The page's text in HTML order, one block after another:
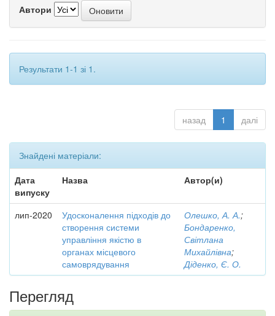
Автори
Результати 1-1 зі 1.
назад 1 далі
Знайдені матеріали:
Дата
випуску
Назва Автор(и)
лип-2020
Удосконалення підходів до
створення системи
управління якістю в
органах місцевого
самоврядування
Олешко, А. А.;
Бондаренко,
Світлана
Михайлівна;
Діденко, Є. О.
Перегляд